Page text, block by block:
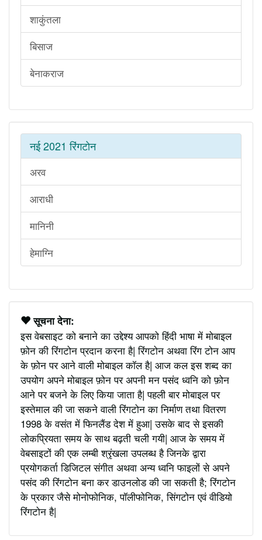
शाकुंतला
बिसाज
बेनाकराज
नई 2021 रिंगटोन
अरव
आराधी
मानिनी
हेमाग्नि
सूचना देना:
इस वेबसाइट को बनाने का उद्देश्य आपको हिंदी भाषा में मोबाइल
फ़ोन की रिंगटोन प्रदान करना है| रिंगटोन अथवा रिंग टोन आप
के फ़ोन पर आने वाली मोबाइल कॉल है| आज कल इस शब्द का
उपयोग अपने मोबाइल फ़ोन पर अपनी मन पसंद ध्वनि को फ़ोन
आने पर बजने के लिए किया जाता है| पहली बार मोबाइल पर
इस्तेमाल की जा सकने वाली रिंगटोन का निर्माण तथा वितरण
1998 के वसंत में फिनलैंड देश में हुआ| उसके बाद से इसकी
लोकप्रियता समय के साथ बढ़ती चली गयी| आज के समय में
वेबसाइटों की एक लम्बी श्रृंखला उपलब्ध है जिनके द्वारा
प्रयोगकर्ता डिजिटल संगीत अथवा अन्य ध्वनि फाइलों से अपने
पसंद की रिंगटोन बना कर डाउनलोड की जा सकती है; रिंगटोन
के प्रकार जैसे मोनोफोनिक, पॉलीफोनिक, सिंगटोन एवं वीडियो
रिंगटोन है|